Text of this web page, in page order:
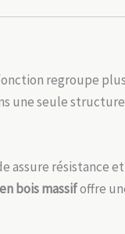
regroupe
une seule
assure résistance
bois massifoffre